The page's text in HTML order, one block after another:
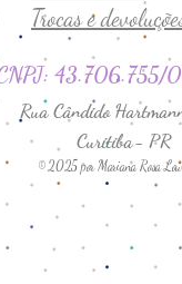
Trocas e
Rua Cândido
Curitiba- PR
© 2025 por Mariana Rosa
43.706.755/